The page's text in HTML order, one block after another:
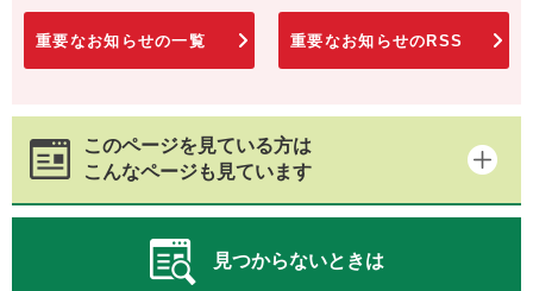
重要なお知らせの一覧 重要なお知らせのRSS
このページを見ている方は
こんなページも見ています
見つからないときは